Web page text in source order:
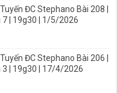
ĐC Stephano Bài 208 |
7 | 19g30 | 1/5/2026
ĐC Stephano Bài 206 |
3 | 19g30 | 17/4/2026